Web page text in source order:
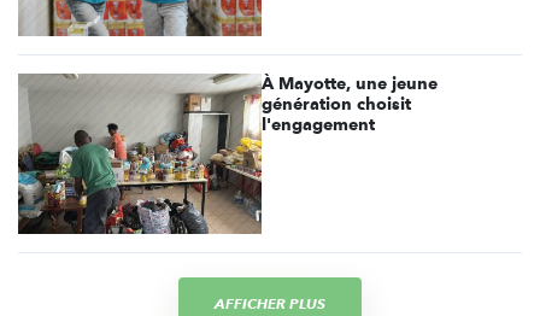
À Mayotte, une jeune
génération choisit
l'engagement
AFFICHER PLUS